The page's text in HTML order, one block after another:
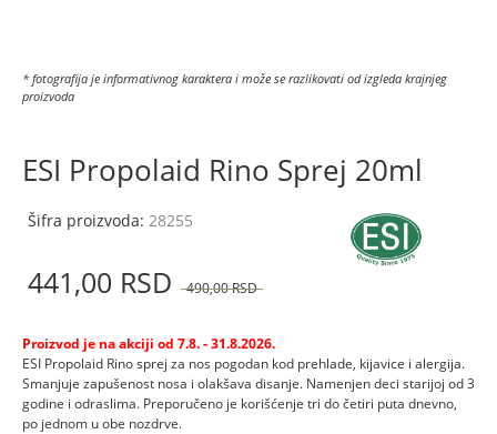
* fotografija je informativnog karaktera i može se razlikovati od izgleda krajnjeg
proizvoda
ESI Propolaid Rino Sprej 20ml
Šifra proizvoda: 28255
441,00 RSD 490,00RSD
Proizvod je na akciji od 7.8. - 31.8.2026.
ESI Propolaid Rino sprej za nos pogodan kod prehlade, kijavice i alergija.
Smanjuje zapušenost nosa i olakšava disanje. Namenjen deci starijoj od 3
godine i odraslima. Preporučeno je korišćenje tri do četiri puta dnevno,
po jednom u obe nozdrve.